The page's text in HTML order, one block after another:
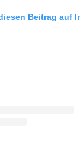
Beitrag auf